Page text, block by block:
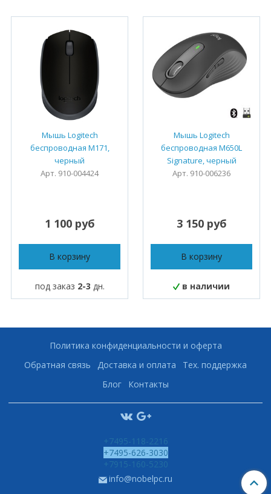
Мышь Logitech
беспроводная M171,
черный
Арт. 910-004424
1 100 руб
В корзину
под заказ 2-3 дн.
Мышь Logitech
беспроводная M650L
Signature, черный
Арт. 910-006236
3 150 руб
В корзину
в наличии
Политика конфиденциальности и оферта
Обратная связь
Доставка и оплата
Тех. поддержка
Блог
Контакты
+7495-118-2216
+7495-626-3030
+7915-160-5230
info@nobelpc.ru